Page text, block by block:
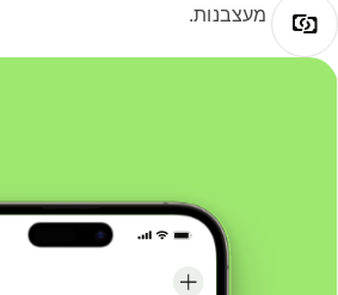
מעצבנות.